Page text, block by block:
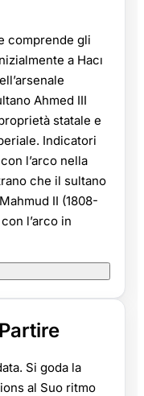
comprende gli
a Hacı
Ahmed III
statale e
Indicatori
l’arco nella
che il sultano
II (1808-
l’arco in
Si goda la
al Suo ritmo